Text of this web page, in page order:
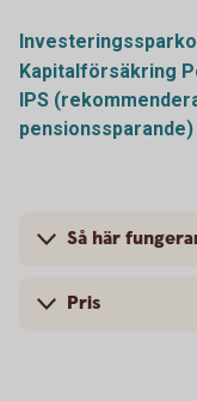
Kapitalförsäkring
IPS
pensionssparande)
Så här
Pris